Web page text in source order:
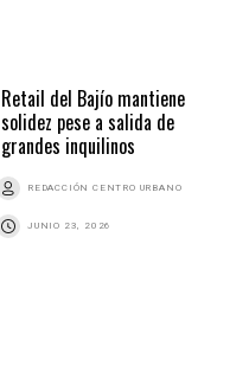
Retail del Bajío mantiene
solidez pese a salida de
grandes inquilinos
REDACCIÓN CENTRO URBANO
JUNIO 23, 2026